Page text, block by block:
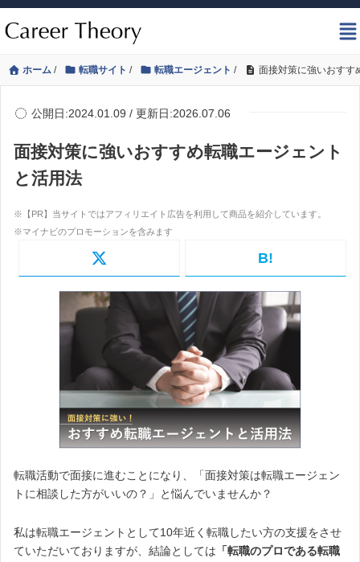
ホーム / 転職サイト / 転職エージェント / 面接対策に強いおすす
公開日:2024.01.09 / 更新日:2026.07.06
面接対策に強いおすすめ転職エージェント
と活用法
B!
転職活動で面接に進むことになり、「面接対策は転職エージェン
トに相談した方がいいの？」と悩んでいませんか？
私は転職エージェントとして10年近く転職したい方の支援をさせ
ていただいておりますが、結論としては 「転職のプロである転職